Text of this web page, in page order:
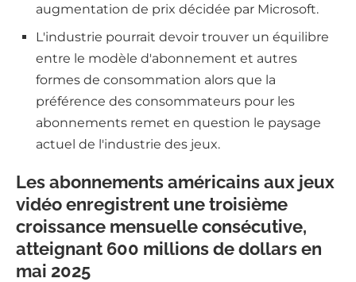
augmentation de prix décidée par Microsoft.
L'industrie pourrait devoir trouver un équilibre
entre le modèle d'abonnement et autres
formes de consommation alors que la
préférence des consommateurs pour les
abonnements remet en question le paysage
actuel de l'industrie des jeux.
Les abonnements américains aux jeux
vidéo enregistrent une troisième
croissance mensuelle consécutive,
atteignant 600 millions de dollars en
mai 2025